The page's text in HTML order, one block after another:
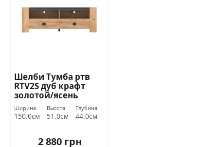
Шелби Тумба ртв
RTV2S дуб крафт
золотой/ясень
серфсайд железный
Гербор
Ширина
150.0см
Высота
51.0см
Глубина
44.0см
2 880 грн